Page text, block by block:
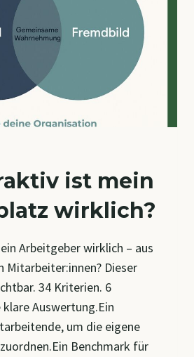
ist mein
wirklich?
Arbeitgeber wirklich – aus
Mitarbeiter:innen? Dieser
34 Kriterien. 6
Auswertung.Ein
um die eigene
Benchmark für